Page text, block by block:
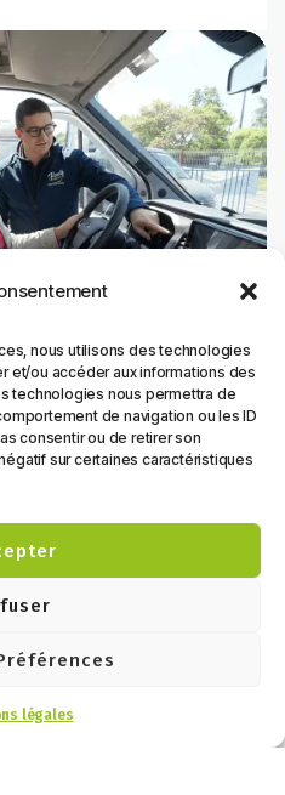
nous utilisons des technologies
et/ou accéder aux informations des
technologies nous permettra de
de navigation ou les ID
consentir ou de retirer son
sur certaines caractéristiques
légales
prise en main :
équipements,